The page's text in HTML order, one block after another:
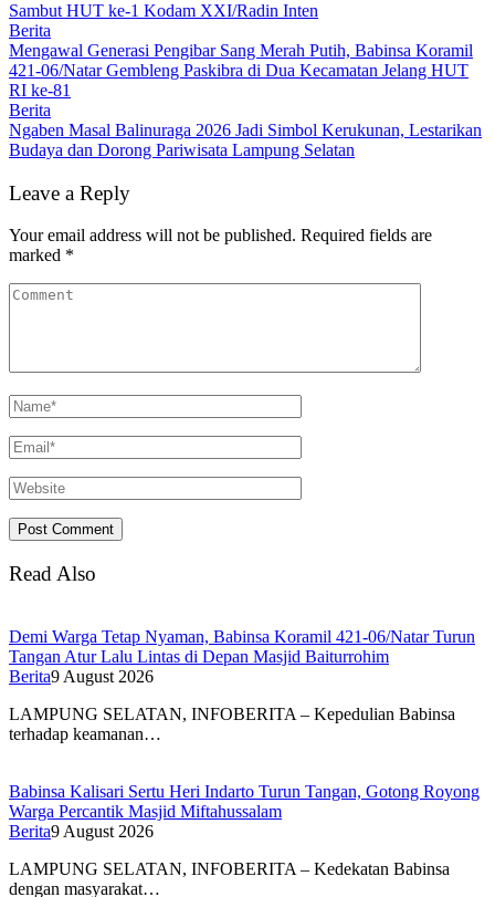
Sambut HUT ke-1 Kodam XXI/Radin Inten
Berita
Mengawal Generasi Pengibar Sang Merah Putih, Babinsa Koramil
421-06/Natar Gembleng Paskibra di Dua Kecamatan Jelang HUT
RI ke-81
Berita
Ngaben Masal Balinuraga 2026 Jadi Simbol Kerukunan, Lestarikan
Budaya dan Dorong Pariwisata Lampung Selatan
Leave a Reply
Your email address will not be published. Required fields are
marked *
Read Also
Demi Warga Tetap Nyaman, Babinsa Koramil 421-06/Natar Turun
Tangan Atur Lalu Lintas di Depan Masjid Baiturrohim
Berita9 August 2026
LAMPUNG SELATAN, INFOBERITA – Kepedulian Babinsa
terhadap keamanan…
Babinsa Kalisari Sertu Heri Indarto Turun Tangan, Gotong Royong
Warga Percantik Masjid Miftahussalam
Berita9 August 2026
LAMPUNG SELATAN, INFOBERITA – Kedekatan Babinsa
dengan masyarakat…